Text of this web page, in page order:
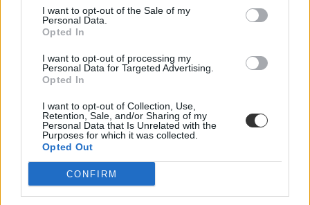
I want to opt-out of the Sale of my
Personal Data.
Opted In
I want to opt-out of processing my
Personal Data for Targeted Advertising.
Opted In
I want to opt-out of Collection, Use,
Retention, Sale, and/or Sharing of my
Personal Data that Is Unrelated with the
Purposes for which it was collected.
Opted Out
CONFIRM
iskola fűtés
energiaárak